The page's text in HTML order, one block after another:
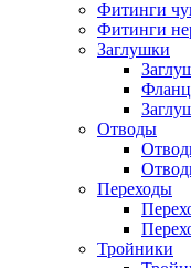
Фитинги
Фитинги
Заглушки
Отводы
Переходы
Тройники